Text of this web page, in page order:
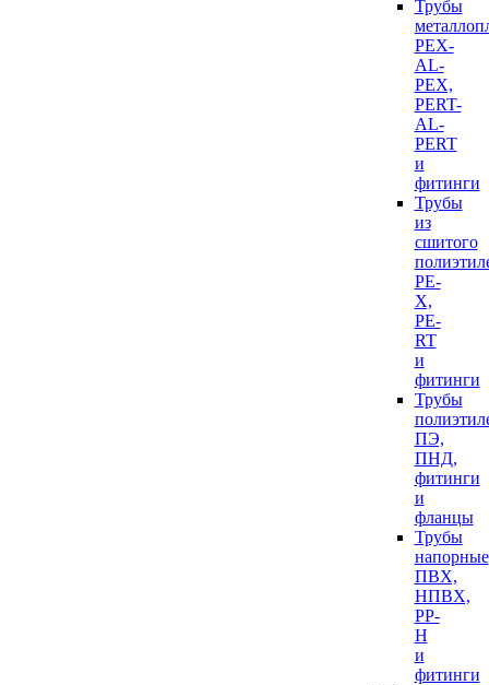
Трубы
PEX-
AL-
PEX,
PERT-
AL-
PERT
и
фитинги
Трубы
из
сшитого
PE-
X,
PE-
RT
и
фитинги
Трубы
ПЭ,
ПНД,
фитинги
и
фланцы
Трубы
напорные
ПВХ,
НПВХ,
PP-
H
и
фитинги